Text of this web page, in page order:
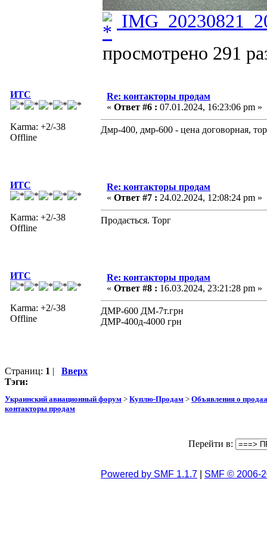
просмотрено 291
ИТС
Karma: +2/-38
Offline
Re: контакторы продам
« Ответ #6 : 07.01.2024, 16:23:06 pm »
Дмр-400, дмр-600 - цена договорная,
ИТС
Karma: +2/-38
Offline
Re: контакторы продам
« Ответ #7 : 24.02.2024, 12:08:24 pm »
Продається. Торг
ИТС
Karma: +2/-38
Offline
Re: контакторы продам
« Ответ #8 : 16.03.2024, 23:21:28 pm »
ДМР-600 ДМ-7т.грн
ДМР-400д-4000 грн
Страниц: 1 | Вверх
Тэги:
Украинский авиационный форум > Куплю-Продам > Объявления о
контакторы продам
Перейти в:
Powered by SMF 1.1.7 SMF © 2006-